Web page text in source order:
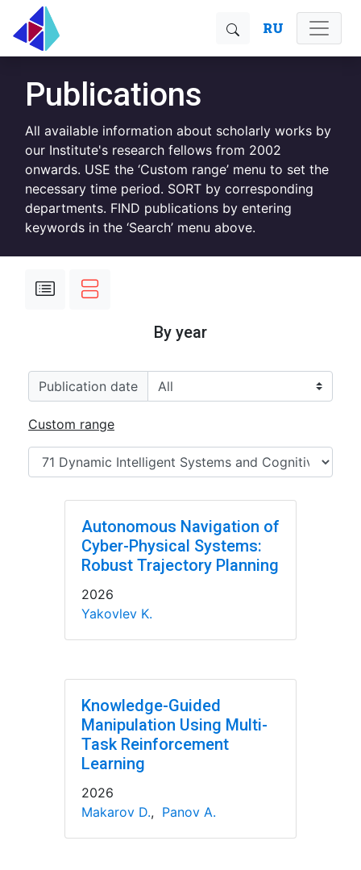
RU
Publications
All available information about scholarly works by
our Institute's research fellows from 2002
onwards. USE the ‘Custom range’ menu to set the
necessary time period. SORT by corresponding
departments. FIND publications by entering
keywords in the ‘Search’ menu above.
By year
Publication date
Custom range
Autonomous Navigation of
Cyber-Physical Systems:
Robust Trajectory Planning
2026
Yakovlev K.
Knowledge-Guided
Manipulation Using Multi-
Task Reinforcement
Learning
2026
Makarov D., Panov A.